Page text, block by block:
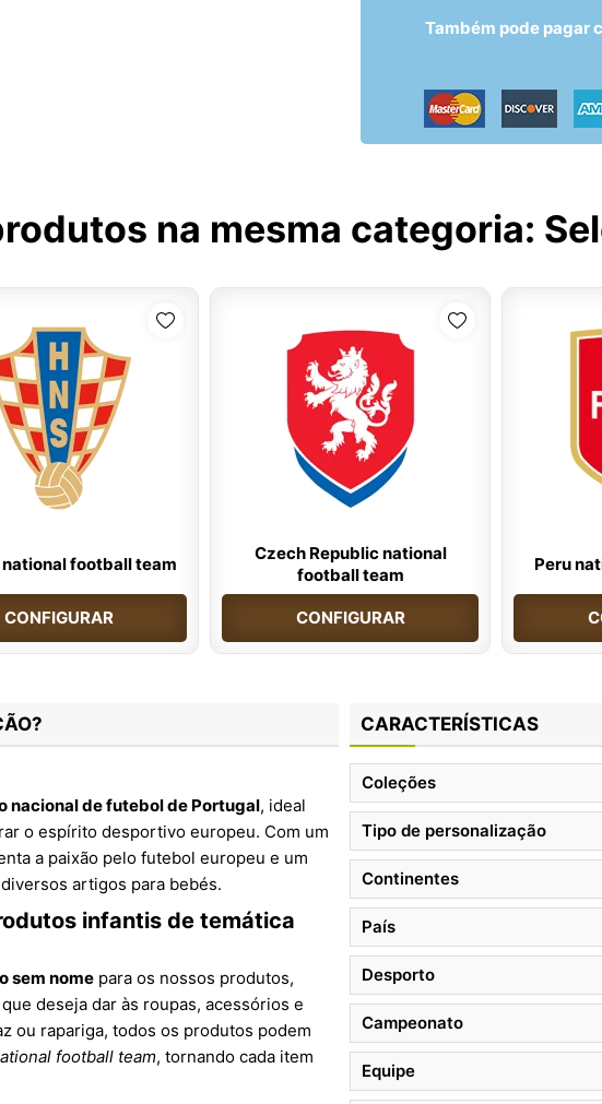
Também pode pagar
na mesma categoria:
football team
CONFIGURAR
Czech Republic national
football team
CONFIGURAR
Peru
nacional de futebol de Portugal, ideal
o espírito desportivo europeu. Com um
a paixão pelo futebol europeu e um
artigos para bebés.
infantis de temática
sem nome para os nossos produtos,
deseja dar às roupas, acessórios e
ou rapariga, todos os produtos podem
football team, tornando cada item
CARACTERÍSTICAS
Coleções
Tipo de personalização
Continentes
País
Desporto
Campeonato
Equipe